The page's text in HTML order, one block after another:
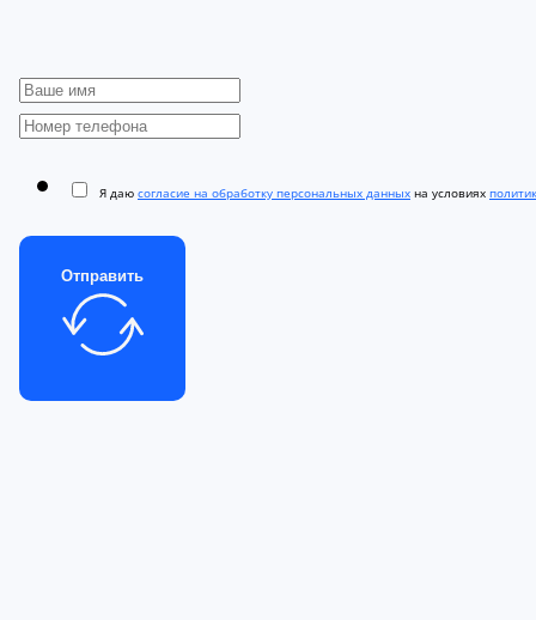
Я даю согласие на обработку персональных данных на условиях
Отправить